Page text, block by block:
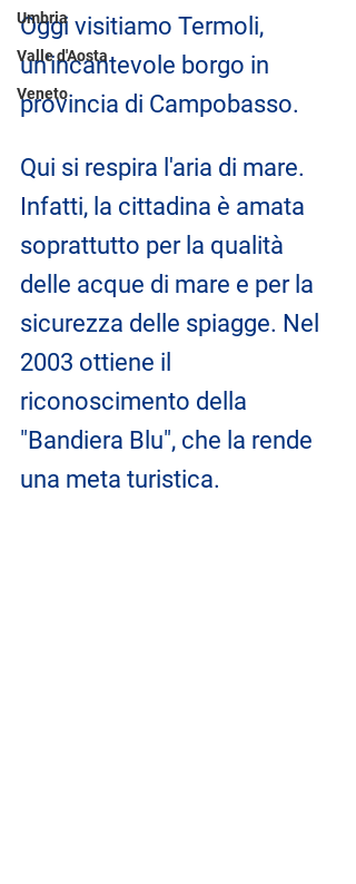
Umbria
Valle d'Aosta
Veneto
Oggi visitiamo Termoli,
un'incantevole borgo in
provincia di Campobasso.
Qui si respira l'aria di mare.
Infatti, la cittadina è amata
soprattutto per la qualità
delle acque di mare e per la
sicurezza delle spiagge. Nel
2003 ottiene il
riconoscimento della
"Bandiera Blu", che la rende
una meta turistica.